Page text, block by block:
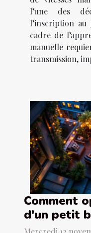
l’une des
l’inscription
cadre de
manuelle
transmission,
Comment
d'un petit